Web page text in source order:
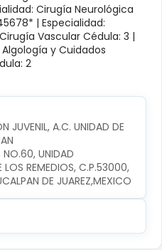
Cirugía Neurológica
| Especialidad:
Vascular Cédula: 3 |
y Cuidados
2
JUVENIL, A.C. UNIDAD DE
NO.60, UNIDAD
LOS REMEDIOS, C.P.53000,
DE JUAREZ,MEXICO